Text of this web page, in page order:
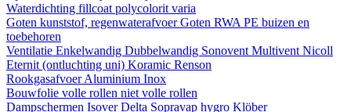
Waterdichting fillcoat polycolorit varia
Goten kunststof, regenwaterafvoerGoten RWA PE buizen en
toebehoren
Ventilatie Enkelwandig Dubbelwandig Sonovent Multivent Nicoll
Eternit (ontluchting uni) Koramic Renson
RookgasafvoerAluminium Inox
Bouwfolie volle rollen niet volle rollen
Dampschermen IsoverDelta Sopravap hygro Klöber